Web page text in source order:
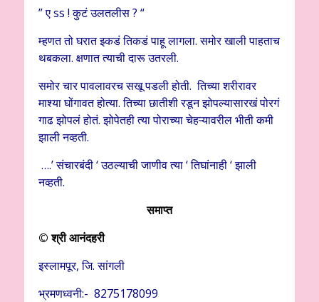
” ए ss ! कुटं उलतलीस ? “
म्हणत तो घरात इकडं तिकडं पाहू लागला. समोर खाली पाहताच
थबकला. क्षणात त्याची दारू उतरली.
समोर चार पावलावरच सखू पडली होती. तिच्या शरीरावर
माश्या घोंगावत होत्या. तिच्या छातीशी रडून झोपल्यासारखं पोरगं
गाढ झोपलं होतं. झोपेतही त्या पोराच्या चेहऱ्यावरील भीती कमी
झाली नव्हती.
….’ संचारबंदी ‘ उठल्याची जाणीव त्या ‘ तिघांनाही ‘ झाली
नव्हती.
समाप्त
© श्री आनंदहरी
इस्लामपूर, जि. सांगली
भ्रमणध्वनी:- 8275178099